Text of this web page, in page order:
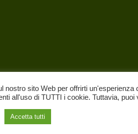
nostro sito Web per offrirti
all'uso di TUTTI i cookie. Tuttavia,
Accetta tutti